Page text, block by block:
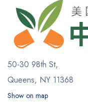
50-30 98th St,
Queens, NY 11368
Show on map